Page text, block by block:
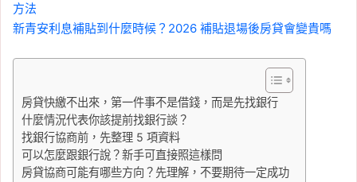
方法
新青安利息補貼到什麼時候？2026 補貼退場後房貸會變貴嗎
房貸快繳不出來，第一件事不是借錢，而是先找銀行
什麼情況代表你該提前找銀行談？
找銀行協商前，先整理 5 項資料
可以怎麼跟銀行說？新手可直接照這樣問
房貸協商可能有哪些方向？先理解，不要期待一定成功